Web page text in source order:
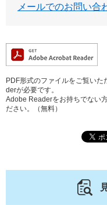
メールでのお問い合
PDF形式のファイルをご覧い
derが必要です。
Adobe Readerをお持ちでない
ださい。（無料）